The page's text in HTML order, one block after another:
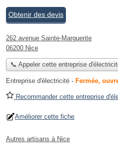
Obtenir des devis
262 avenue Sainte-Marguerite
06200 Nice
📞 Appeler cette entreprise
Entreprise d'électricité - Fermée,
Recommander cette entreprise
Améliorer cette fiche
Autres artisans à Nice